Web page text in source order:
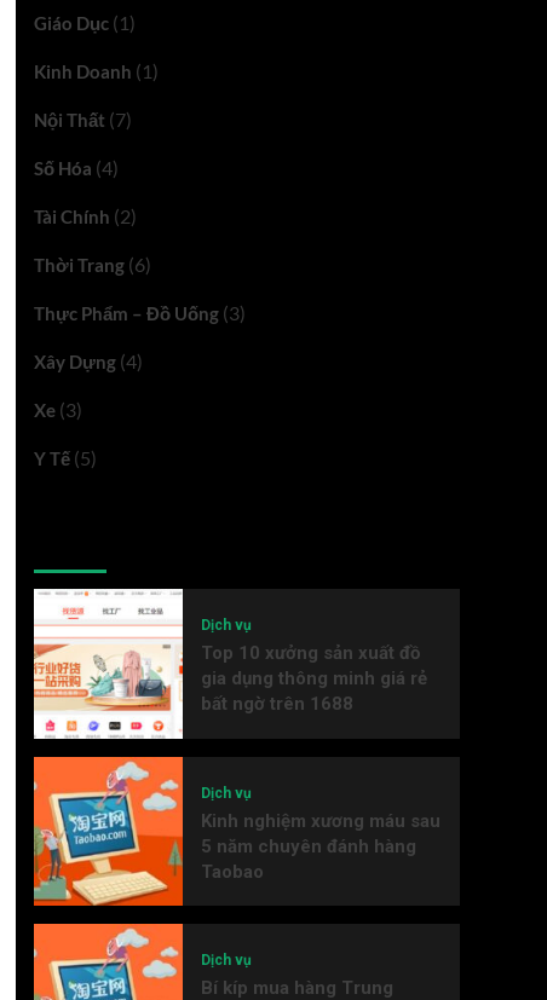
Giáo Dục(1)
Kinh Doanh (1)
Nội Thất (7)
Số Hóa (4)
Tài Chính (2)
Thời Trang(6)
Thực Phẩm – Đồ Uống(3)
Xây Dựng(4)
Xe(3)
Y Tế(5)
Dịch vụ
Top 10 xưởng sản xuất đồ
gia dụng thông minh giá rẻ
bất ngờ trên 1688
Dịch vụ
Kinh nghiệm xương máu sau
5 năm chuyên đánh hàng
Taobao
Dịch vụ
Bí kíp mua hàng Trung